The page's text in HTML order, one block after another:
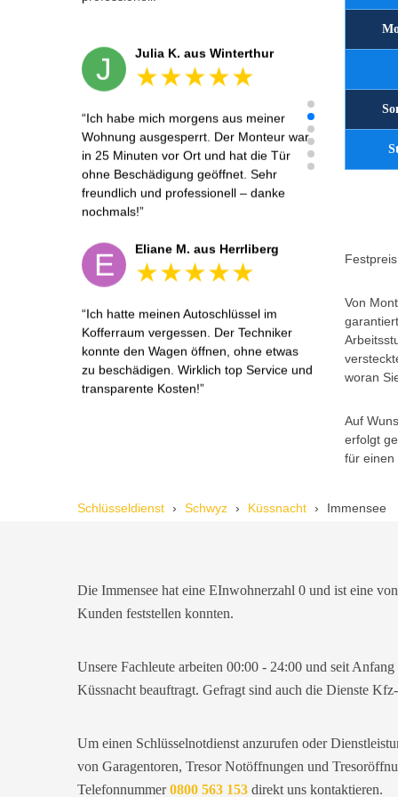
Von
woran
Auf
erfolgt
für einen
J Julia K. aus Winterthur
Ich habe mich morgens aus meiner
Wohnung ausgesperrt. Der Monteur war
in 25 Minuten vor Ort und hat die Tür
ohne Beschädigung geöffnet. Sehr
freundlich und professionell – danke
nochmals!
E Eliane M. aus Herrliberg
Ich hatte meinen Autoschlüssel im
Kofferraum vergessen. Der Techniker
konnte den Wagen öffnen, ohne etwas
zu beschädigen. Wirklich top Service und
transparente Kosten!
Notöffnung bei meiner alten Balkontür
offen. Sehr beeindruckt!
M
rufen. Techniker war schnell da, aber
das Ersatzteil (Zylinder) war nicht sofort
Schlüsseldienst Schwyz Küssnacht Immensee
Die Immensee hat eine EInwohnerzahl 0 und ist eine
Kunden feststellen konnten.
Unsere Fachleute arbeiten 00:00 - 24:00 und seit
Küssnacht beauftragt. Gefragt sind auch die Dienste
Um einen Schlüsselnotdienst anzurufen oder
von Garagentoren, Tresor Notöffnungen und
Telefonnummer0800 563 153 direkt uns kontaktieren.